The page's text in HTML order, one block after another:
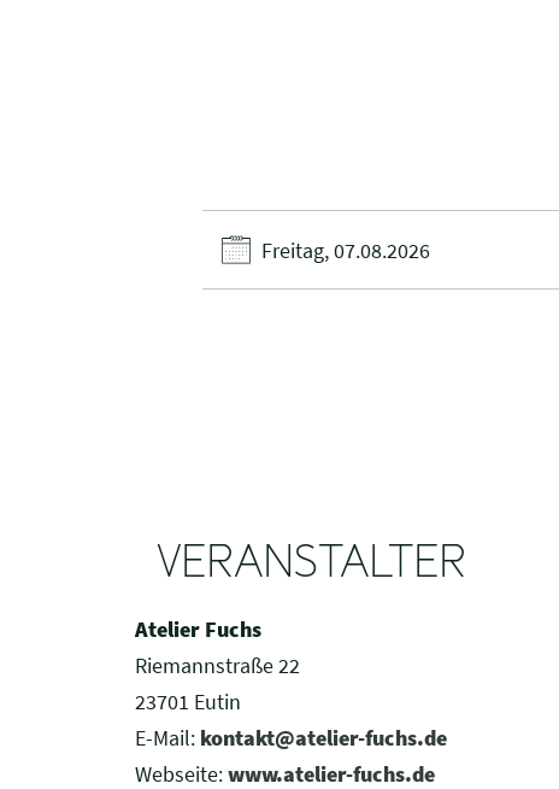
Freitag, 07.08.2026
VERANSTALTER
Atelier Fuchs
Riemannstraße 22
23701 Eutin
E-Mail: kontakt@atelier-fuchs.de
Webseite:www.atelier-fuchs.de